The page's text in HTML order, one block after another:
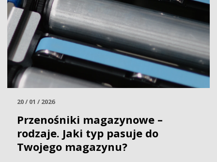
20 / 01 / 2026
Przenośniki magazynowe –
rodzaje. Jaki typ pasuje do
Twojego magazynu?